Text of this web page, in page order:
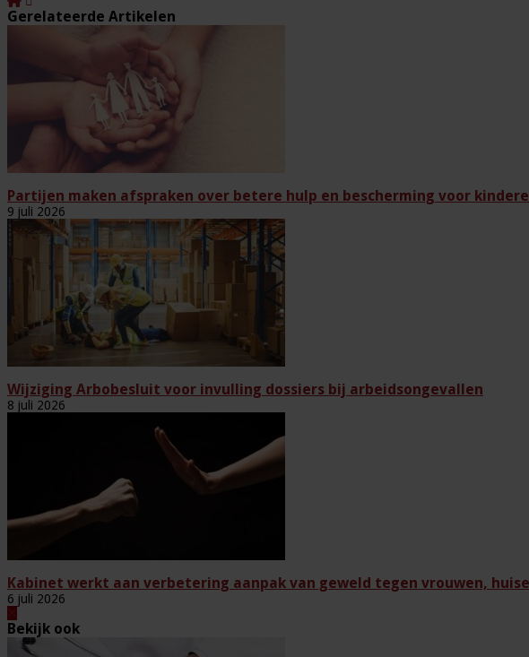
Gerelateerde Artikelen
Partijen maken afspraken over betere hulp en bescherming voor
9 juli 2026
Wijziging Arbobesluit voor invulling dossiers bij arbeidsongevallen
8 juli 2026
Kabinet werkt aan verbetering aanpak van geweld tegen vrouwen,
6 juli 2026
Bekijk ook